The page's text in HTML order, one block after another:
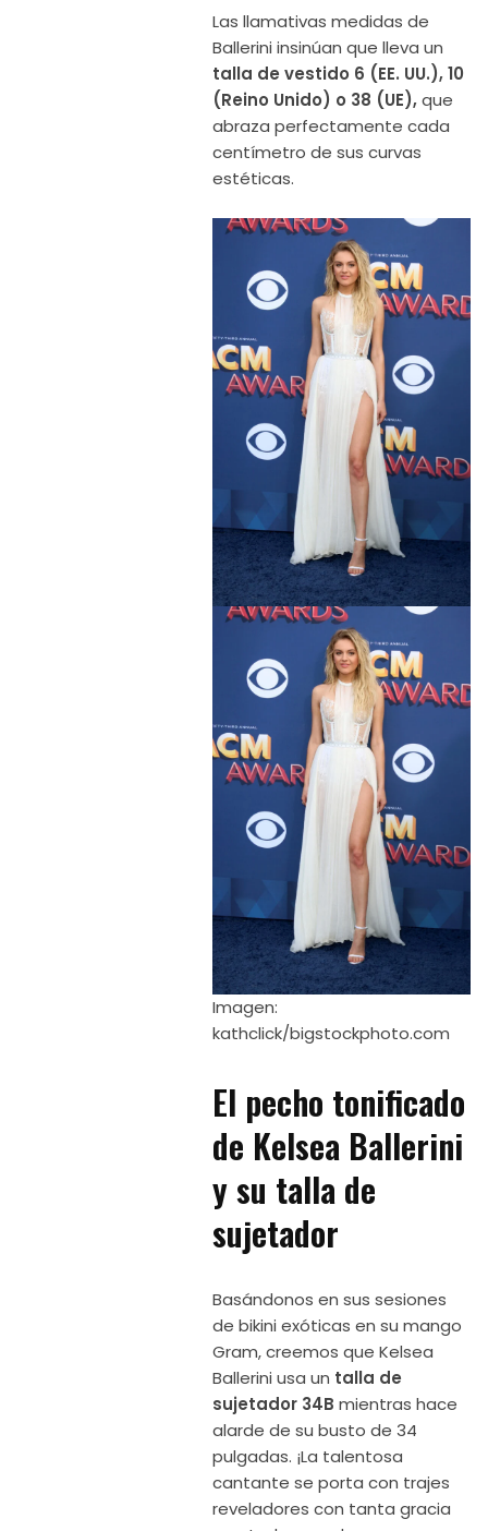
Las llamativas medidas de
Ballerini insinúan que lleva un
talla de vestido 6 (EE. UU.), 10
(Reino Unido) o 38 (UE),que
abraza perfectamente cada
centímetro de sus curvas
estéticas.
Imagen:
kathclick/bigstockphoto.com
El pecho tonificado
de Kelsea Ballerini
y su talla de
sujetador
Basándonos en sus sesiones
de bikini exóticas en su mango
Gram, creemos que Kelsea
Ballerini usa un talla de
sujetador 34B mientras hace
alarde de su busto de 34
pulgadas. ¡La talentosa
cantante se porta con trajes
reveladores con tanta gracia